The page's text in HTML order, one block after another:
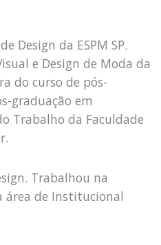
Design da ESPM SP.
e Design de Moda da
do curso de pós-
graduação em
Trabalho da Faculdade
Trabalhou na
área de Institucional